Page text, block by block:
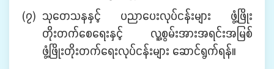
(၇) သုတေသနနှင့် ပညာပေးလုပ်ငန်းများ ဖွံ့ဖြိုး
တိုးတက်စေရေးနှင့် လူ့စွမ်းအားအရင်းအမြစ်
ဖွံ့ဖြိုးတိုးတက်ရေးလုပ်ငန်းများ ဆောင်ရွက်ရန်။